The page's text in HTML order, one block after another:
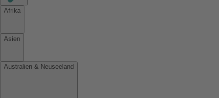
Afrika
Asien
Australien & Neuseeland